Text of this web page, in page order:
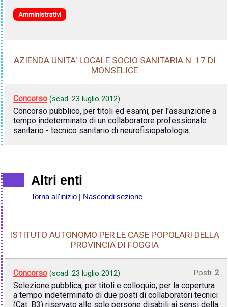
Amministrativi
AZIENDA UNITA' LOCALE SOCIO SANITARIA N. 17 DI
MONSELICE
Concorso (scad. 23 luglio 2012)
Concorso pubblico, per titoli ed esami, per l'assunzione a
tempo indeterminato di un collaboratore professionale
sanitario - tecnico sanitario di neurofisiopatologia.
Altri enti
Torna all'inizio| Nascondi sezione
ISTITUTO AUTONOMO PER LE CASE POPOLARI DELLA
PROVINCIA DI FOGGIA
Concorso (scad. 23 luglio 2012) Posti: 2
Selezione pubblica, per titoli e colloquio, per la copertura
a tempo indeterminato di due posti di collaboratori tecnici
(Cat. B3) riservato alle sole persone disabili ai sensi della